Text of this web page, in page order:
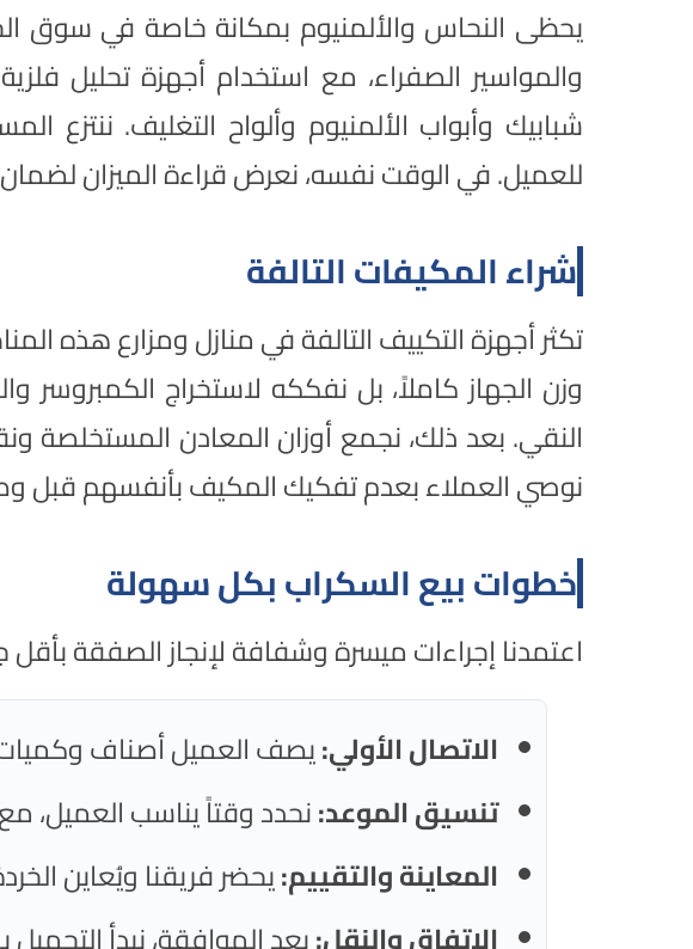
يحظى النحاس والألمنيوم بمكانة خاصة في سوق
والمواسير الصفراء، مع استخدام أجهزة تحليل
شبابيك وأبواب الألمنيوم وألواح التغليف. ننتزع
للعميل. في الوقت نفسه، نعرض قراءة الميزان
شراء المكيفات التالفة
تكثر أجهزة التكييف التالفة في منازل ومزارع هذه
وزن الجهاز كاملاً، بل نفككه لاستخراج
النقي. بعد ذلك، نجمع أوزان المعادن المستخلصة
نوصي العملاء بعدم تفكيك المكيف بأنفسهم قبل
خطوات بيع السكراب بكل سهولة
اعتمدنا إجراءات ميسرة وشفافة لإنجاز الصفقة
الاتصال الأولي:يصف العميل أصناف وكميات
تنسيق الموعد:نحدد وقتاً يناسب العميل،
المعاينة والتقييم:يحضر فريقنا ويُعاين